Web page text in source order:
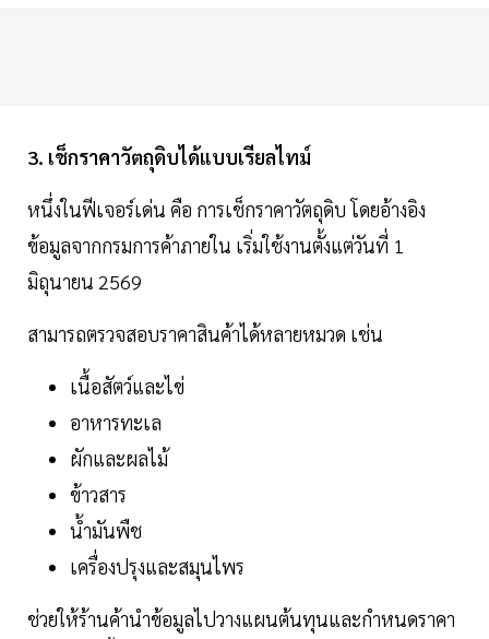
3. เช็กราคาวัตถุดิบได้แบบเรียลไทม์
หนึ่งในฟีเจอร์เด่น คือ การเช็กราคาวัตถุดิบ โดยอ้างอิง
ข้อมูลจากกรมการค้าภายใน เริ่มใช้งานตั้งแต่วันที่ 1
มิถุนายน 2569
สามารถตรวจสอบราคาสินค้าได้หลายหมวด เช่น
เนื้อสัตว์และไข่
อาหารทะเล
ผักและผลไม้
ข้าวสาร
น้ำมันพืช
เครื่องปรุงและสมุนไพร
ช่วยให้ร้านค้านำข้อมูลไปวางแผนต้นทุนและกำหนดราคา